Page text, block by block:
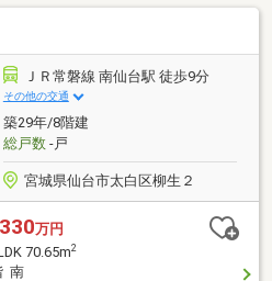
も安心の来客用駐車場付なので、
やすくなります☆内覧いつでも可
にお問い合わせください♪
ＪＲ常磐線 南仙台駅 徒歩9分
その他の交通
築29年/8階建
総戸数-戸
宮城県仙台市太白区柳生２
万円
70.65m2
南